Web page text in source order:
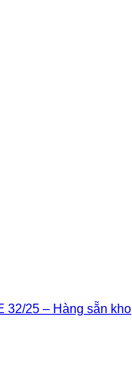
32/25 – Hàng sẵn kho